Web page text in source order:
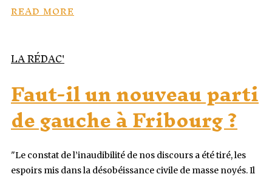
READ MORE
LA RÉDAC'
Faut-il un nouveau parti
de gauche à Fribourg ?
"Le constat de l’inaudibilité de nos discours a été tiré, les
espoirs mis dans la désobéissance civile de masse noyés. Il